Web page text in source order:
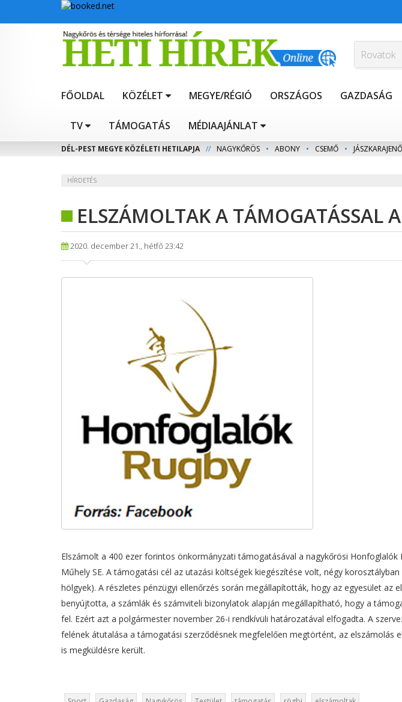
FŐOLDAL KÖZÉLET MEGYE/RÉGIÓ ORSZÁGOS GAZDASÁG
TV TÁMOGATÁS MÉDIAAJÁNLAT
DÉL-PEST MEGYE KÖZÉLETI HETILAPJA // NAGYKŐRÖS • ABONY • CSEMŐ • JÁSZKARAJENŐ
HÍRDETÉS
ELSZÁMOLTAK A TÁMOGATÁSSAL
2020. december 21., hétfő 23:42
Elszámolt a 400 ezer forintos önkormányzati támogatásával a nagykőrösi Honfoglalók
Műhely SE. A támogatási cél az utazási költségek kiegészítése volt, négy
hölgyek). A részletes pénzügyi ellenőrzés során megállapították, hogy az egyesület az
benyújtotta, a számlák és számviteli bizonylatok alapján megállapítható, hogy a
fel. Ezért azt a polgármester november 26-i rendkívüli határozatával elfogadta. A
felének átutalása a támogatási szerződésnek megfelelően megtörtént, az elszámolás
is megküldésre került.